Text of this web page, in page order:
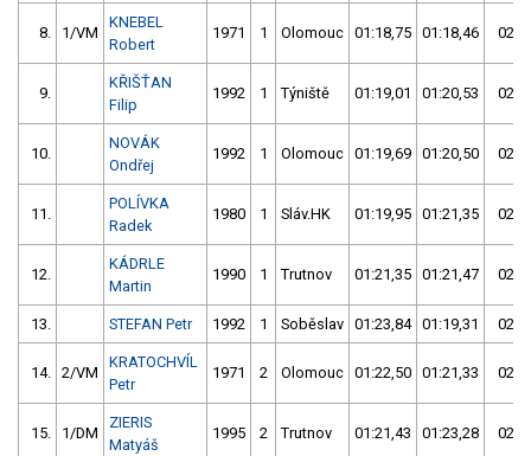
8. 1/VM
KNEBEL
Robert
1971 1 Olomouc 01:18,75 01:18,46
9.
KŘIŠŤAN
Filip
1992 1 Týniště 01:19,01 01:20,53
10.
NOVÁK
Ondřej
1992 1 Olomouc 01:19,69 01:20,50
11.
POLÍVKA
Radek
1980 1 Sláv.HK 01:19,95 01:21,35
12.
KÁDRLE
Martin
1990 1 Trutnov 01:21,35 01:21,47
13. STEFAN Petr 1992 1 Soběslav 01:23,84 01:19,31
14. 2/VM
KRATOCHVÍL
Petr
1971 2 Olomouc 01:22,50 01:21,33
15. 1/DM
ZIERIS
Matyáš
1995 2 Trutnov 01:21,43 01:23,28